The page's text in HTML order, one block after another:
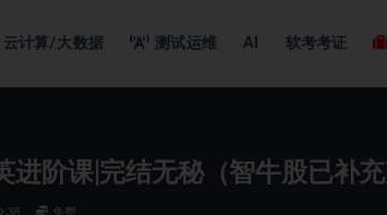
云计算/大数据 测试运维 AI 软考考证
进阶课|完结无秘（智牛股已补充
38 免费